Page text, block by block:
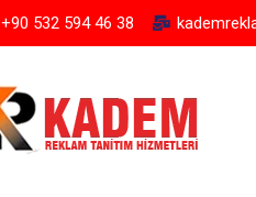
+90 532 594 46 38